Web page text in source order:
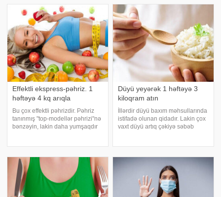
məhsulları təzyiqi tənzimləməkdə
çempion sayılır. Belə
məhsullardan biri banandır
yaxud cidd
Effektli ekspress-pəhriz. 1
həftəyə 4 kq arıqla
Bu çox effektli pəhrizdir. Pəhriz
tanınmış "top-modellər pəhrizi"nə
bənzəyin, lakin daha yumşaqdır
mütləq 2 l may
Düyü yeyərək 1 həftəyə 3
kiloqram atın
İllərdir düyü baxım məhsullarında
istifadə olunan qidadır. Lakin çox
vaxt düyü artıq çəkiyə səbəb
yandırmağa imkam verən D